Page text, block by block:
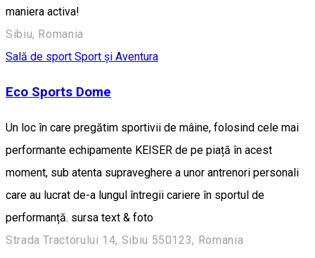
maniera activa!
Sibiu, Romania
Sală de sport Sport și Aventura
Eco Sports Dome
Un loc în care pregătim sportivii de mâine, folosind cele mai
performante echipamente KEISER de pe piață în acest
moment, sub atenta supraveghere a unor antrenori personali
care au lucrat de-a lungul întregii cariere în sportul de
performanță. sursa text & foto
Strada Tractorului 14, Sibiu 550123, Romania